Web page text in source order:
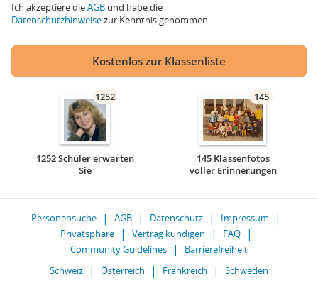
Ich akzeptiere dieAGB und habe die
Datenschutzhinweisezur Kenntnis genommen.
Kostenlos zur Klassenliste
1252
1252 Schüler erwarten
Sie
145
145 Klassenfotos
voller Erinnerungen
Personensuche AGB Datenschutz
Impressum
Privatsphäre
Vertrag kündigen
FAQ
Community Guidelines
Barrierefreiheit
Schweiz
Österreich Frankreich Schweden